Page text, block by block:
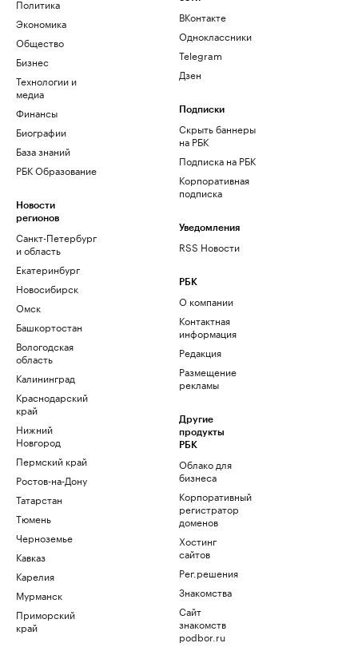
Политика
Экономика
Общество
Бизнес
Технологии и
медиа
Финансы
Биографии
База знаний
РБК Образование
Новости
регионов
Санкт-Петербург
и область
Екатеринбург
Новосибирск
Омск
Башкортостан
Вологодская
область
Калининград
Краснодарский
край
Нижний
Новгород
Пермский край
Ростов-на-Дону
Татарстан
Тюмень
Черноземье
Кавказ
Карелия
Мурманск
Приморский
край
ВКонтакте
Одноклассники
Telegram
Дзен
Подписки
Скрыть баннеры
на РБК
Подписка на РБК
Корпоративная
подписка
Уведомления
RSS Новости
РБК
О компании
Контактная
информация
Редакция
Размещение
рекламы
Другие
продукты
РБК
Облако для
бизнеса
Корпоративный
регистратор
доменов
Хостинг
сайтов
Рег.решения
Знакомства
Сайт
знакомств
podbor.ru